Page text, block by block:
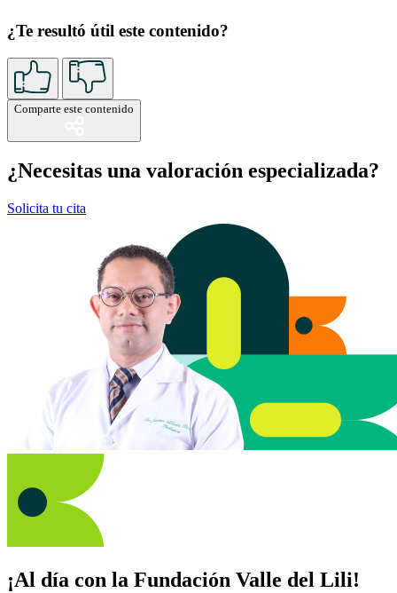
¿Te resultó útil este contenido?
Comparte este contenido
¿Necesitas una valoración especializada?
Solicita tu cita
¡Al día con la Fundación Valle del Lili!